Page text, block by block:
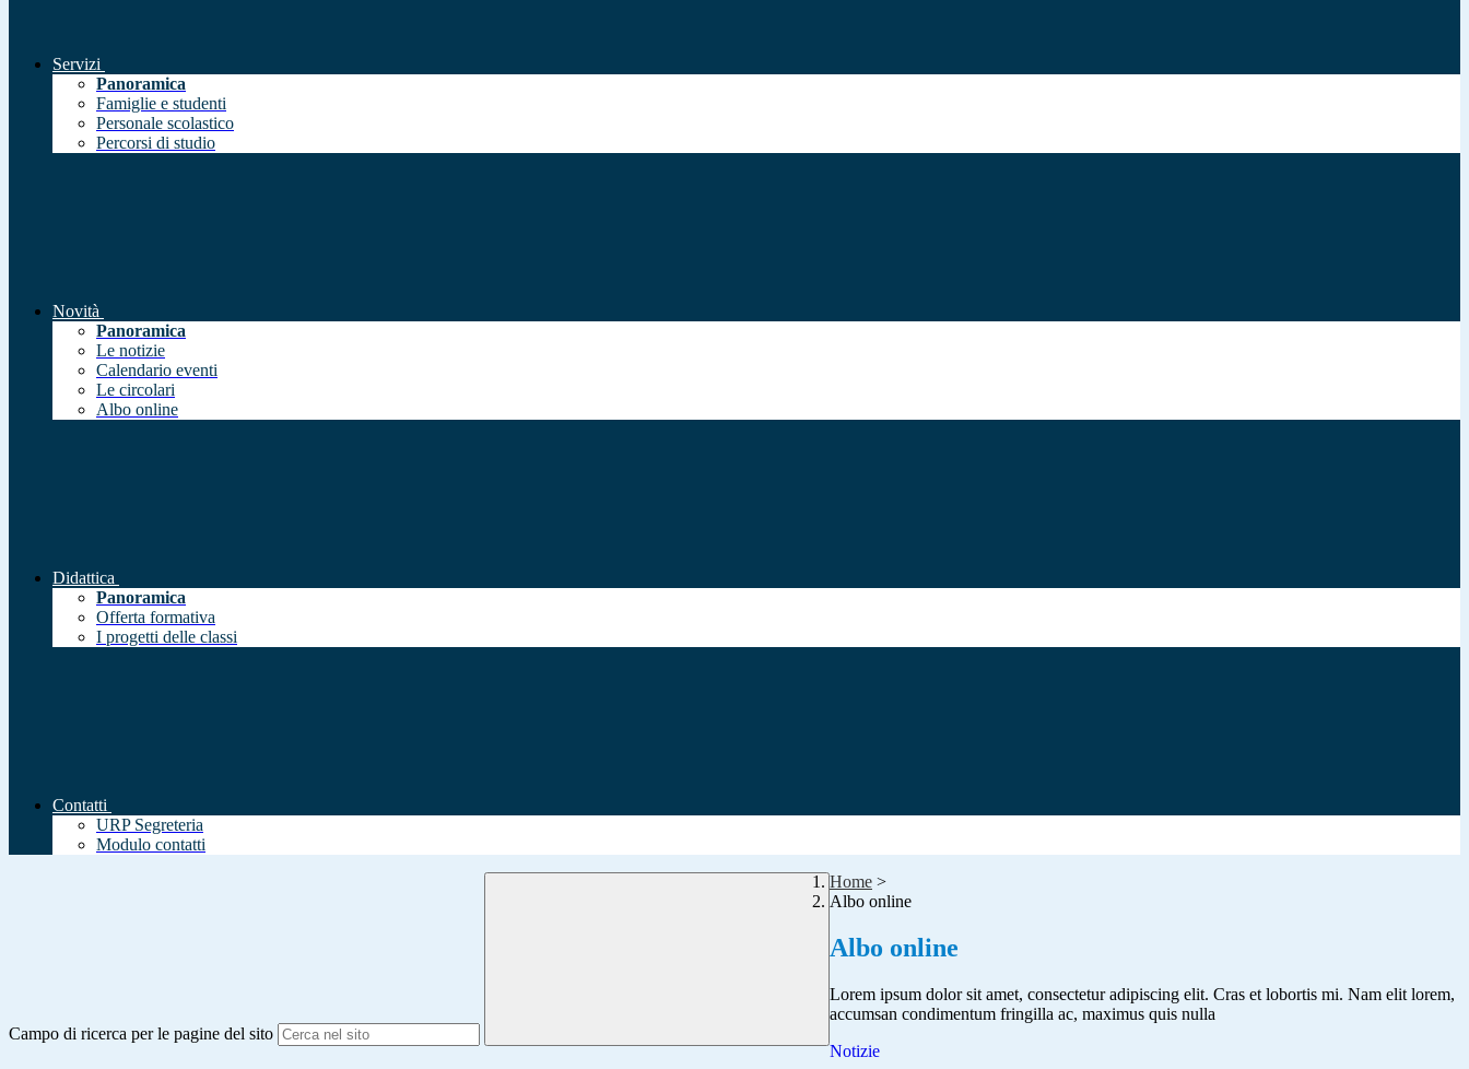
Servizi
Panoramica
Famiglie e studenti
Personale scolastico
Percorsi di studio
Novità
Panoramica
Le notizie
Calendario eventi
Le circolari
Albo online
Didattica
Panoramica
Offerta formativa
I progetti delle classi
Contatti
URP Segreteria
Modulo contatti
Campo di ricerca per le pagine del sito
Home >
Albo online
Albo online
Lorem ipsum dolor sit amet, consectetur adipiscing elit. Cras et lobortis mi. Nam elit lorem,
accumsan condimentum fringilla ac, maximus quis nulla
Notizie